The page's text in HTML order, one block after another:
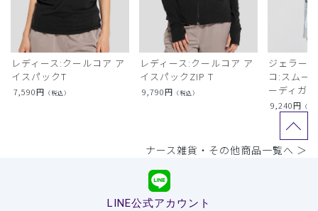
レディース:クールコア ア
イスパックT
7,590円 （税込）
レディース:クールコア ア
イスパックZIP T
9,790円 （税込）
ジェラー
コ:スムー
ーディガン
9,240円 （税
ナース雑貨・その他商品一覧へ ＞
LINE公式アカウント